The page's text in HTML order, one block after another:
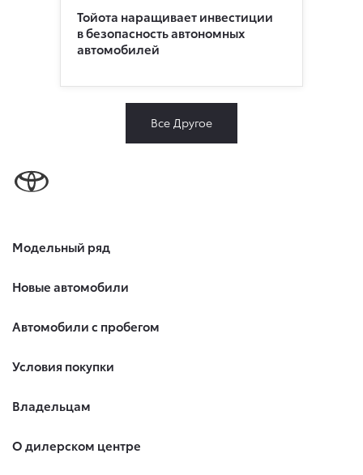
Тойота наращивает инвестиции
в безопасность автономных
автомобилей
Все Другое
Модельный ряд
Новые автомобили
Автомобили с пробегом
Условия покупки
Владельцам
О дилерском центре